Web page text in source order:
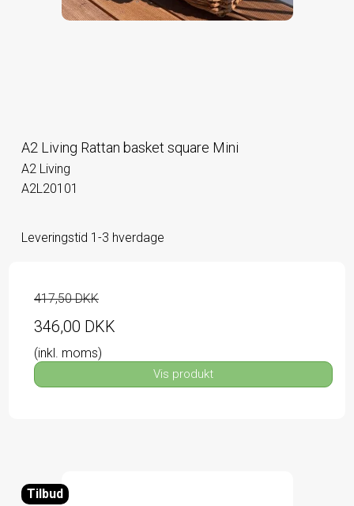
A2 Living Rattan basket square Mini
A2 Living
A2L20101
Leveringstid 1-3 hverdage
417,50 DKK
346,00 DKK
(inkl. moms)
Vis produkt
Tilbud